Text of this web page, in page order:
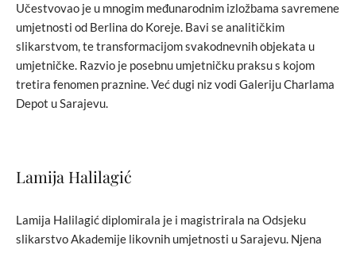
Učestvovao je u mnogim međunarodnim izložbama savremene
umjetnosti od Berlina do Koreje. Bavi se analitičkim
slikarstvom, te transformacijom svakodnevnih objekata u
umjetničke. Razvio je posebnu umjetničku praksu s kojom
tretira fenomen praznine. Već dugi niz vodi Galeriju Charlama
Depot u Sarajevu.
Lamija Halilagić
Lamija Halilagić diplomirala je i magistrirala na Odsjeku
slikarstvo Akademije likovnih umjetnosti u Sarajevu. Njena